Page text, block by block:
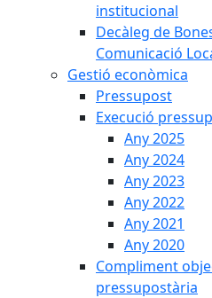
institucional
Decàleg de
Comunicació
Gestió econòmica
Pressupost
Execució
Any 2025
Any 2024
Any 2023
Any 2022
Any 2021
Any 2020
Compliment
pressupostària